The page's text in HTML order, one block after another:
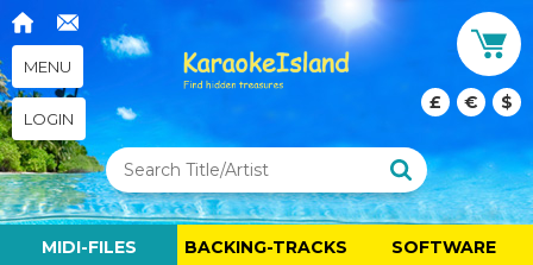
MENU
LOGIN
£ € $
MIDI-FILES BACKING-TRACKS SOFTWARE